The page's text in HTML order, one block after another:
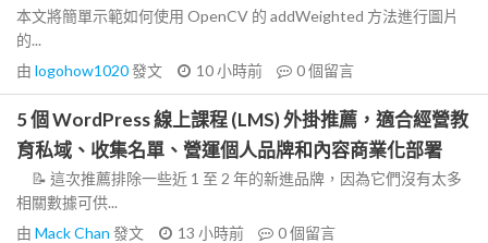
本文將簡單示範如何使用 OpenCV 的 addWeighted 方法進行圖片
的...
由 logohow1020發文 10 小時前 0個留言
5 個 WordPress 線上課程 (LMS) 外掛推薦，適合經營教
育私域、收集名單、營運個人品牌和內容商業化部署
📝 這次推薦排除一些近 1 至 2 年的新進品牌，因為它們沒有太多
相關數據可供...
由 Mack Chan 發文 13 小時前 0個留言